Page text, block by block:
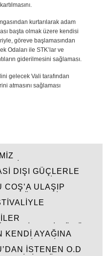
kurtarılarak adam
başta olmak üzere kendisi
göreve başlamasından
Odaları ile STK’lar ve
giderilmesini sağlaması.
gelecek Vali tarafından
atmasını sağlaması
DIŞI GÜÇLERLE
COŞ’A ULAŞIP
YENİ FABRİKA!!
KENDİ AYAĞINA
İSTENEN O.D